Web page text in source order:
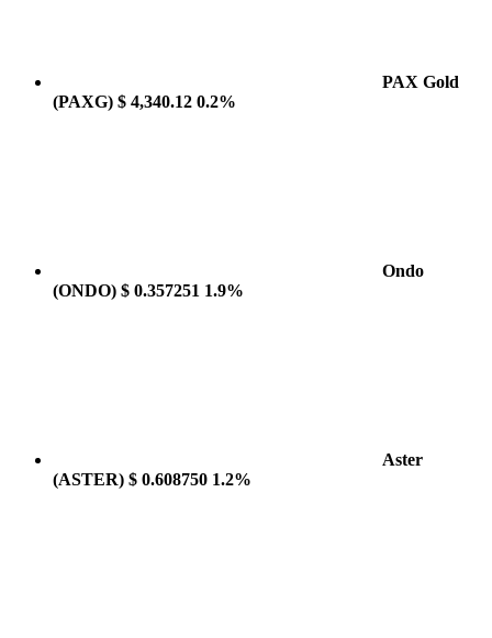
PAX Gold
(PAXG) $ 4,340.12 0.2%
Ondo
(ONDO) $ 0.357251 1.9%
Aster
(ASTER) $ 0.608750 1.2%